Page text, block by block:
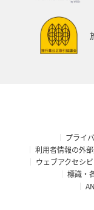
プライ
利用者情報の外
ウェブアクセシ
標識・